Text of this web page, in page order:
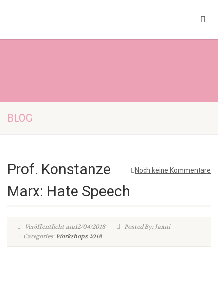
BLOG
Noch keine Kommentare
Prof. Konstanze
Marx: Hate Speech
Veröffentlicht am12/04/2018
Posted By: Janni
Categories: Workshops 2018